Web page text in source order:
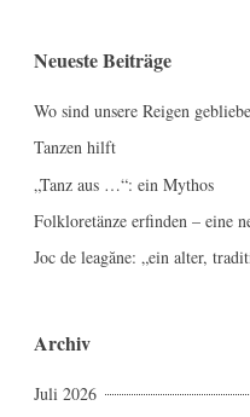
Neueste Beiträge
Wo sind unsere Reigen
Tanzen hilft
„Tanz aus …“: ein Mythos
Folkloretänze erfinden – eine
Joc de leagăne: „ein alter,
Archiv
Juli 2026